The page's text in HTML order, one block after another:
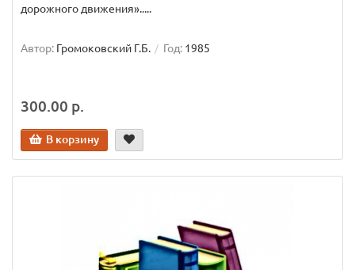
дорожного движения».....
Автор: Громоковский Г.Б. Год: 1985
300.00 р.
В корзину